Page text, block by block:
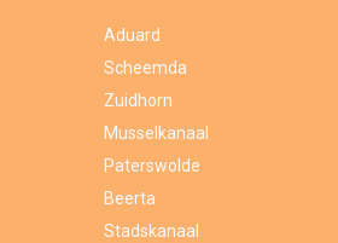
Aduard
Scheemda
Zuidhorn
Musselkanaal
Paterswolde
Beerta
Stadskanaal